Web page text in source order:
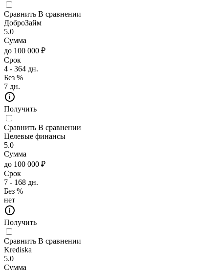
Сравнить В сравнении
ДоброЗайм
5.0
Сумма
до 100 000 ₽
Срок
4 - 364 дн.
Без %
7 дн.
Получить
Сравнить В сравнении
Целевые финансы
5.0
Сумма
до 100 000 ₽
Срок
7 - 168 дн.
Без %
нет
Получить
Сравнить В сравнении
Krediska
5.0
Сумма